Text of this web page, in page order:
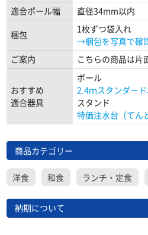
適合ポール幅
直径34mm以内
梱包
1枚ずつ袋入れ
→梱包を写真で確
ご案内
こちらの商品は片
おすすめ
適合器具
ポール
2.4ｍスタンダード
スタンド
特価注水台（てん
商品カテゴリー
洋食 和食 ランチ・定食
納期について